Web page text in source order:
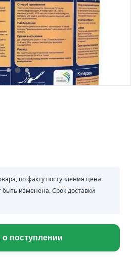
по факту поступления цена
изменена. Срок доставки
о поступлении